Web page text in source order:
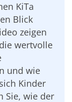
KiTa
Blick
zeigen
wertvolle
und wie
Kinder
Sie, wie der